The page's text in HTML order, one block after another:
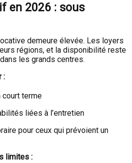
en 2026 : sous
demeure élevée. Les loyers
régions, et la disponibilité reste
les grands centres.
:
terme
liées à l’entretien
pour ceux qui prévoient un
limites :